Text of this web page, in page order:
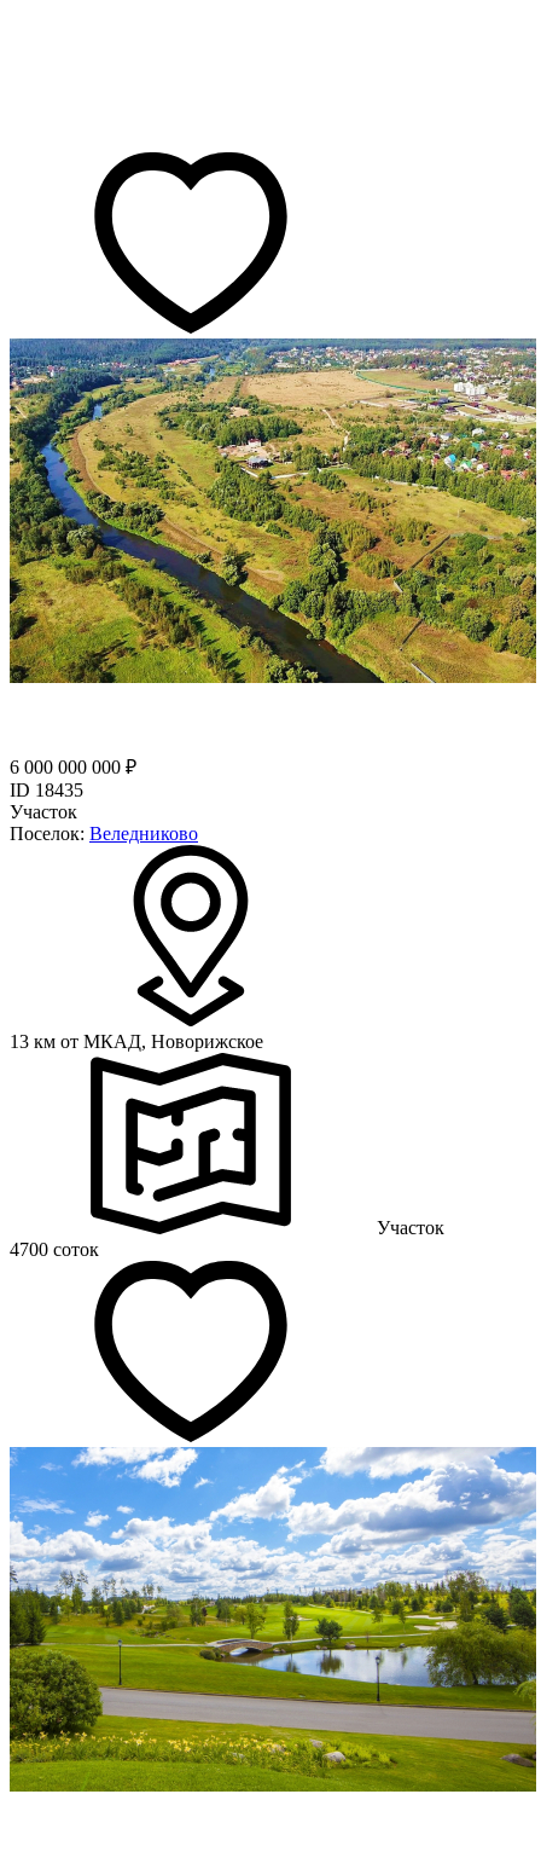
6 000 000 000 ₽
ID 18435
Участок
Поселок: Веледниково
13 км от МКАД, Новорижское
Участок
4700 соток